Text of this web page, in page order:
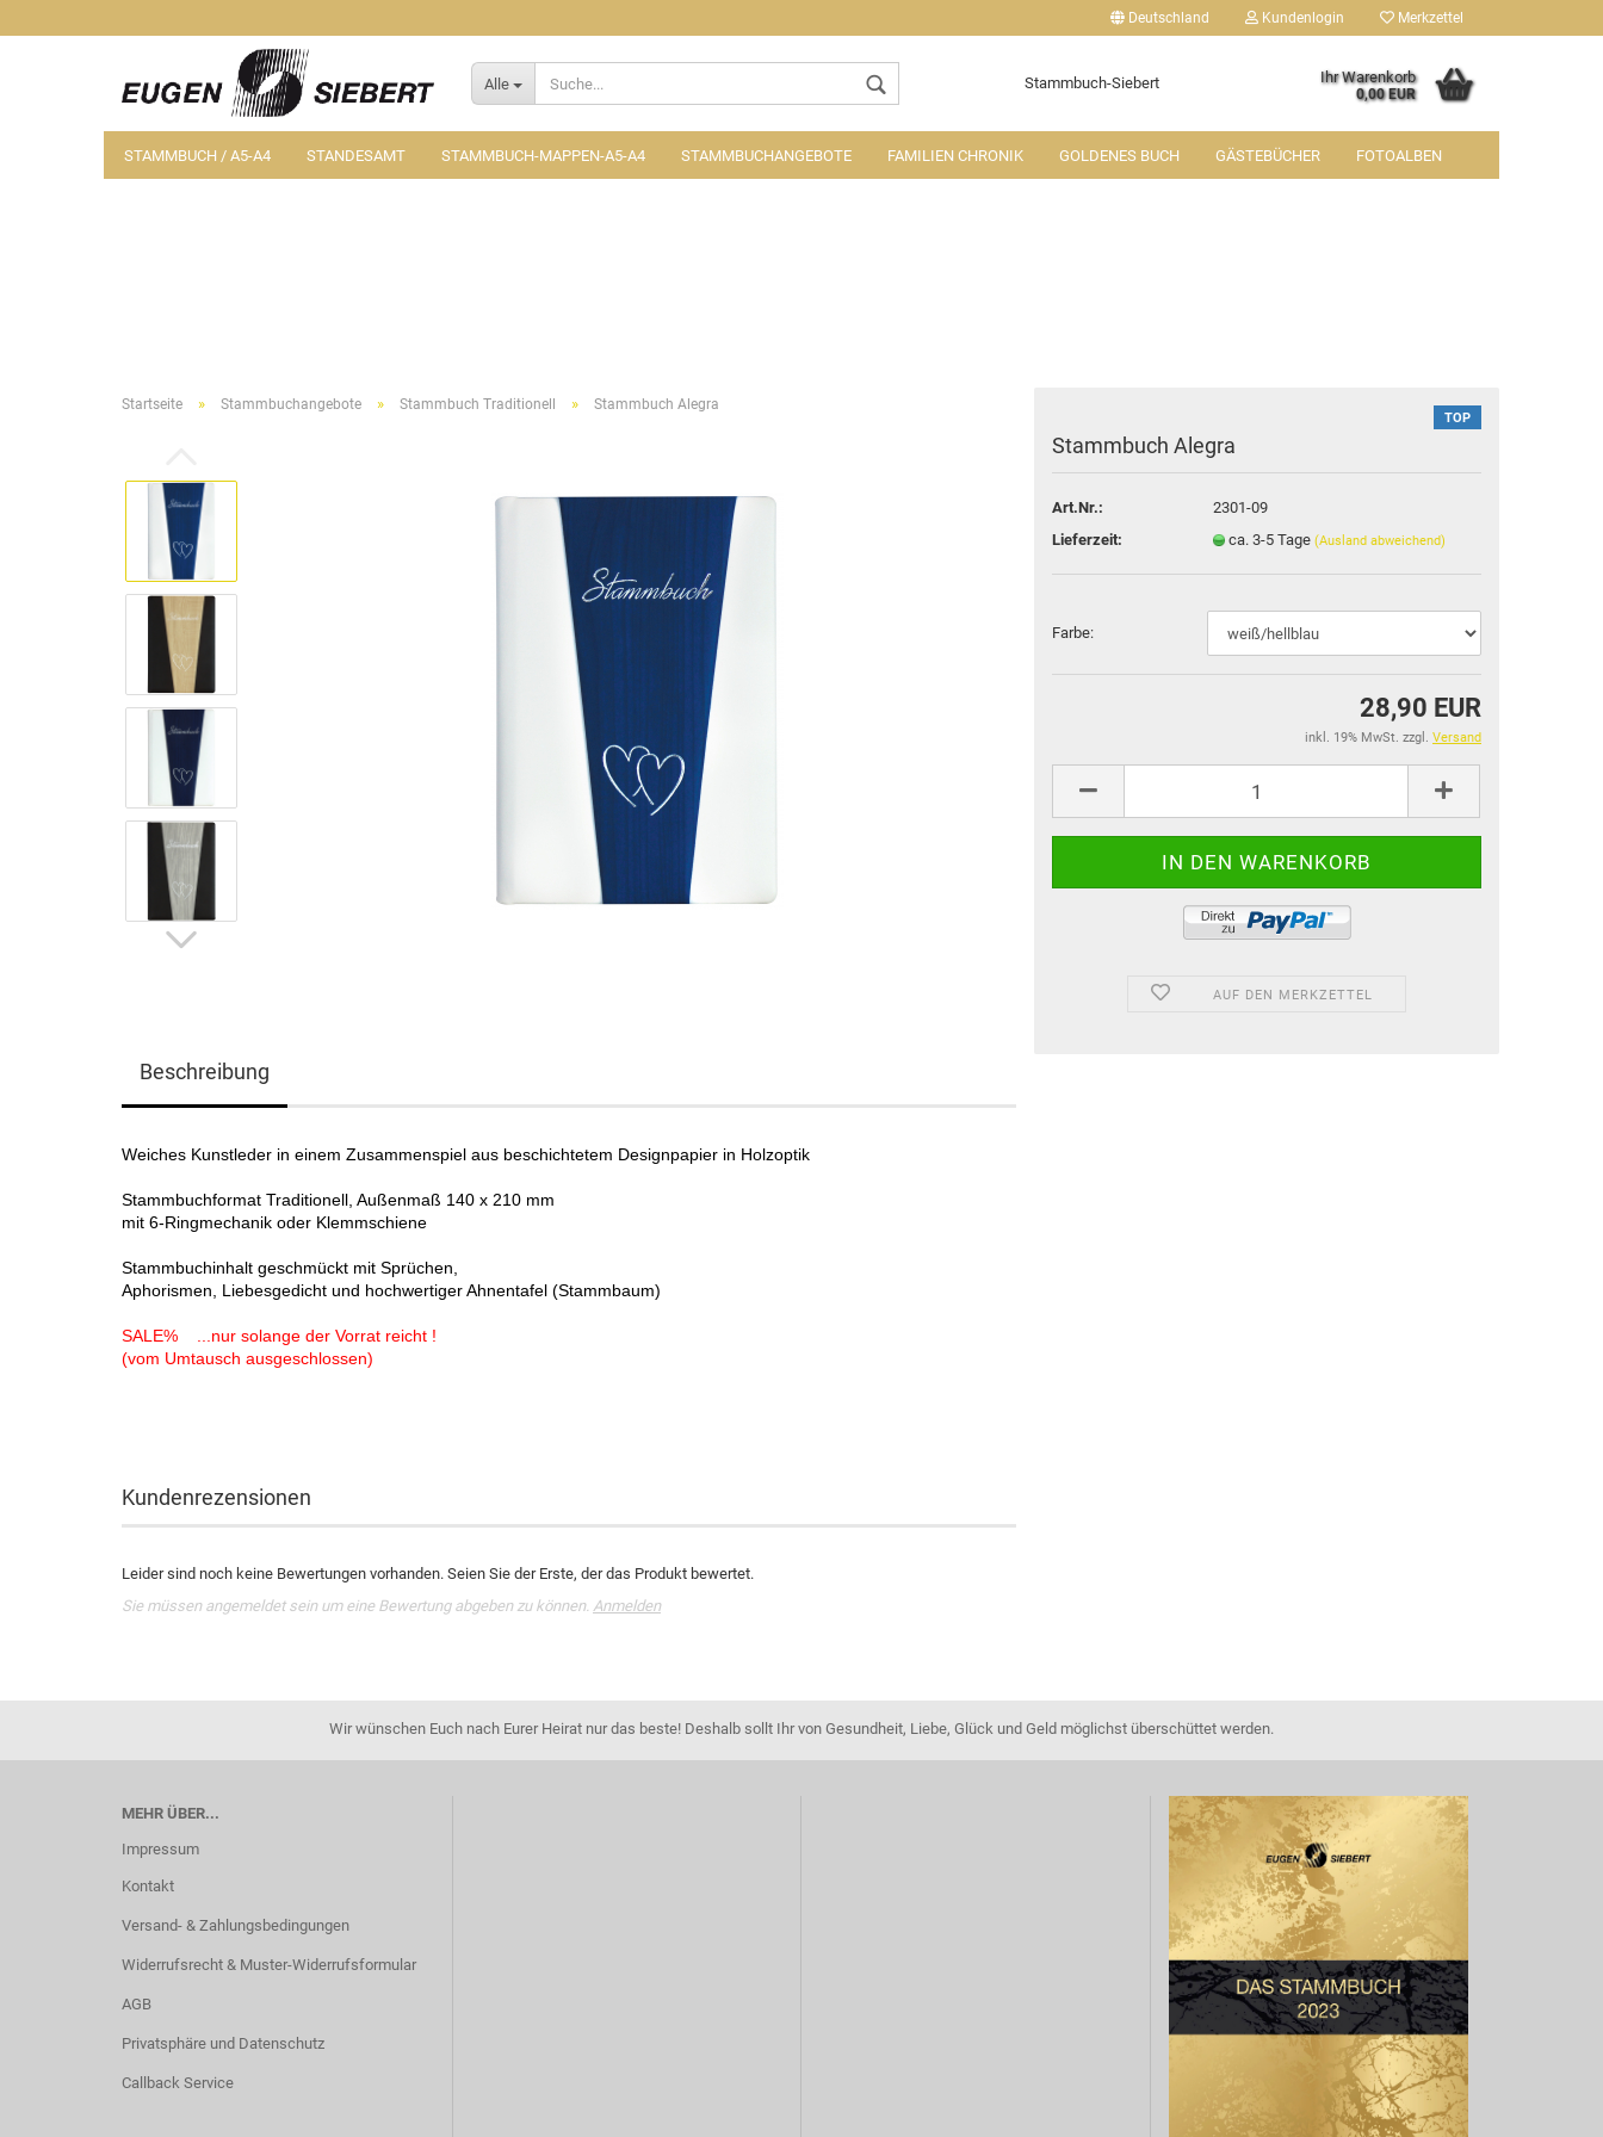
Deutschland
Lieferland
Kundenlogin Merkzettel
Alle Stammbuch-Siebert Ihr Warenkorb
0,00 EUR
STAMMBUCH / A5-A4 STANDESAMT STAMMBUCH-MAPPEN-A5-A4 STAMMBUCHANGEBOTE FAMILIEN CHRONIK GOLDENES BUCH GÄSTEBÜCHER FOTOALBEN
Startseite » Stammbuchangebote » Stammbuch Traditionell » Stammbuch Alegra
TOP
Stammbuch Alegra
Art.Nr.:
2301-09
Lieferzeit:
ca. 3-5 Tage (Ausland abweichend)
Farbe:
28,90 EUR
inkl. 19% MwSt. zzgl. Versand
AUF DEN MERKZETTEL
Beschreibung
Weiches Kunstleder in einem Zusammenspiel aus beschichtetem Designpapier in Holzoptik
Stammbuchformat Traditionell, Außenmaß 140 x 210 mm
mit 6-Ringmechanik oder Klemmschiene
Stammbuchinhalt geschmückt mit Sprüchen,
Aphorismen, Liebesgedicht und hochwertiger Ahnentafel (Stammbaum)
SALE% ...nur solange der Vorrat reicht !
(vom Umtausch ausgeschlossen)
Kundenrezensionen
Leider sind noch keine Bewertungen vorhanden. Seien Sie der Erste, der das Produkt bewertet.
Sie müssen angemeldet sein um eine Bewertung abgeben zu können. Anmelden
Wir wünschen Euch nach Eurer Heirat nur das beste! Deshalb sollt Ihr von Gesundheit, Liebe, Glück und Geld möglichst überschüttet werden.
MEHR ÜBER...
Impressum
Kontakt
Versand- & Zahlungsbedingungen
Widerrufsrecht & Muster-Widerrufsformular
AGB
Privatsphäre und Datenschutz
Callback Service